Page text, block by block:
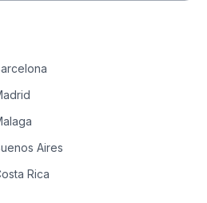
Aires
Rica